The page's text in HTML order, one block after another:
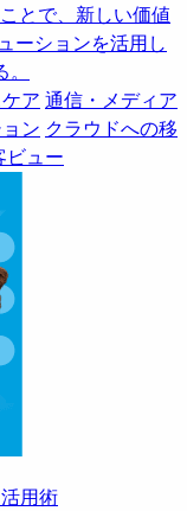
とで、新しい価値
ーションを活用し
ア 通信・メディア
ン クラウドへの移
ビュー
用術